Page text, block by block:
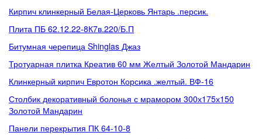
Кирпич клинкерный Белая-Церковь Янтарь .персик.
Плита ПБ 62.12.22-8К7в.220/Б.П
Битумная черепица Shinglas Джаз
Тротуарная плитка Креатив 60 мм Желтый Золотой Мандарин
Клинкерный кирпич Евротон Корсика .желтый. ВФ-16
Столбик декоративный болонья с мрамором 300х175х150
Золотой Мандарин
Панели перекрытия ПК 64-10-8